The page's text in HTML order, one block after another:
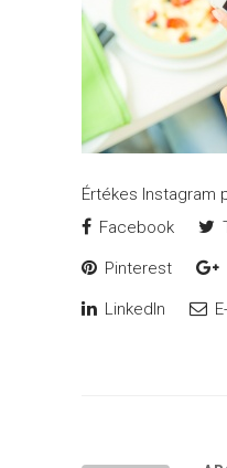
Értékes Instagram
Facebook
Pinterest
LinkedIn